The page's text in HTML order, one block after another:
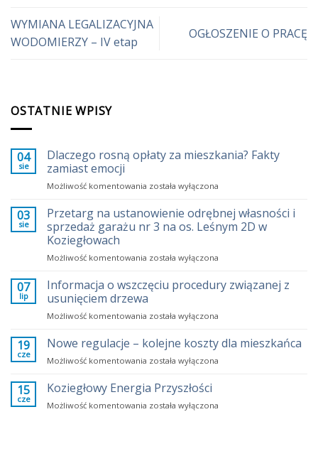
WYMIANA LEGALIZACYJNA
WODOMIERZY – IV etap
OGŁOSZENIE O PRACĘ
OSTATNIE WPISY
04
sie
Dlaczego rosną opłaty za mieszkania? Fakty
zamiast emocji
Możliwość komentowania Dlaczego
opłaty
za
mieszkania?
zamiast
została wyłączona
03
sie
Przetarg na ustanowienie odrębnej własności i
sprzedaż garażu nr 3 na os. Leśnym 2D w
Koziegłowach
Możliwość komentowania Przetarg
ustanowienie
odrębnej
i
garażu
3
os.
Leśnym
została wyłączona
07
lip
Informacja o wszczęciu procedury związanej z
usunięciem drzewa
Możliwość komentowania Informacja
wszczęciu
procedury
związanej
usunięciem
została wyłączona
19
cze
Nowe regulacje – kolejne koszty dla mieszkańca
Możliwość komentowania Nowe
–
kolejne
koszty
została wyłączona
15
cze
Koziegłowy Energia Przyszłości
Możliwość komentowania Koziegłowy
została wyłączona